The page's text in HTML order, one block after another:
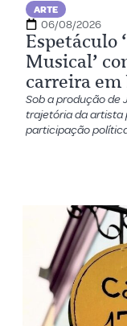
ARTE
06/08/2026
Espetáculo
Musical’
carreira em
Sob a produção de
trajetória da artista
participação